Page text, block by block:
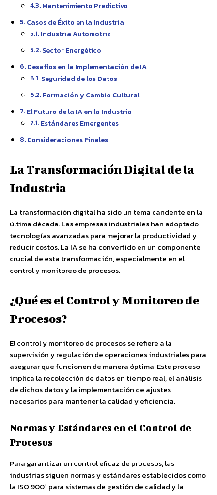
Mantenimiento Predictivo
Casos de Éxito en la Industria
Industria Automotriz
Sector Energético
Desafíos en la Implementación de IA
Seguridad de los Datos
Formación y Cambio Cultural
El Futuro de la IA en la Industria
Estándares Emergentes
Consideraciones Finales
La Transformación Digital de la
Industria
La transformación digital ha sido un tema candente en la
última década. Las empresas industriales han adoptado
tecnologías avanzadas para mejorar la productividad y
reducir costos. La IA se ha convertido en un componente
crucial de esta transformación, especialmente en el
control y monitoreo de procesos.
¿Qué es el Control y Monitoreo de
Procesos?
El control y monitoreo de procesos se refiere a la
supervisión y regulación de operaciones industriales para
asegurar que funcionen de manera óptima. Este proceso
implica la recolección de datos en tiempo real, el análisis
de dichos datos y la implementación de ajustes
necesarios para mantener la calidad y eficiencia.
Normas y Estándares en el Control de
Procesos
Para garantizar un control eficaz de procesos, las
industrias siguen normas y estándares establecidos como
la ISO 9001 para sistemas de gestión de calidad y la